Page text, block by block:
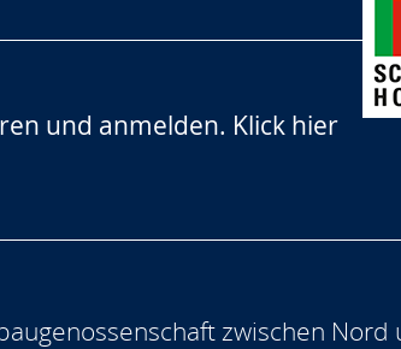
und anmelden. Klick hier
zwischen